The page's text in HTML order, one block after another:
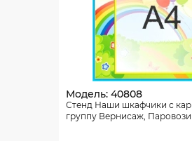
Модель: 40808
Стенд Наши шкафчики с
группу Вернисаж,